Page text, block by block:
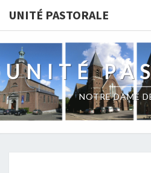
content
UNITÉ PASTORALE
UNITÉ
NOTRE DAME